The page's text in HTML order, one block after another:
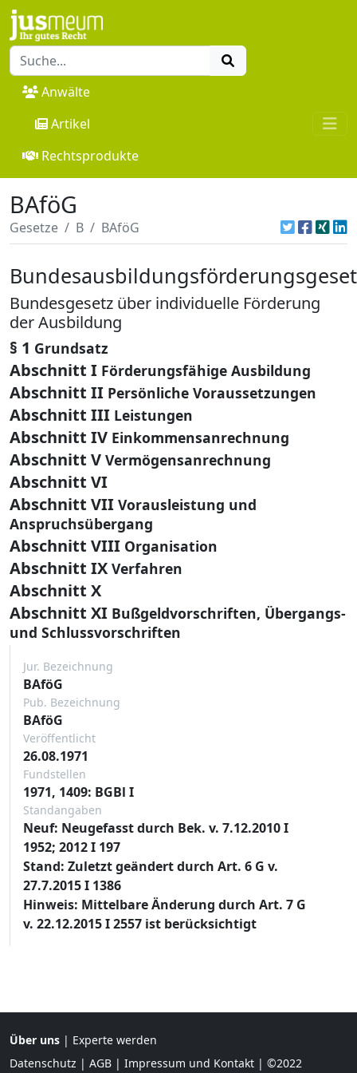
Anwälte
Artikel
Rechtsprodukte
BAföG
Gesetze B BAföG
Bundesgesetz über individuelle Förderung
der Ausbildung
§ 1 Grundsatz
Abschnitt I Förderungsfähige Ausbildung
Abschnitt II Persönliche Voraussetzungen
Abschnitt III Leistungen
Abschnitt IV Einkommensanrechnung
Abschnitt V Vermögensanrechnung
Abschnitt VI
Abschnitt VII Vorausleistung und
Anspruchsübergang
Abschnitt VIII Organisation
Abschnitt IX Verfahren
Abschnitt X
Abschnitt XI Bußgeldvorschriften, Übergangs-
und Schlussvorschriften
Jur. Bezeichnung
BAföG
Pub. Bezeichnung
BAföG
Veröffentlicht
26.08.1971
Fundstellen
1971, 1409: BGBl I
Standangaben
Neuf: Neugefasst durch Bek. v. 7.12.2010 I
1952; 2012 I 197
Stand: Zuletzt geändert durch Art. 6 G v.
27.7.2015 I 1386
Hinweis: Mittelbare Änderung durch Art. 7 G
v. 22.12.2015 I 2557 ist berücksichtigt
Über uns | Experte werden
Datenschutz | AGB | Impressum und Kontakt | ©2022